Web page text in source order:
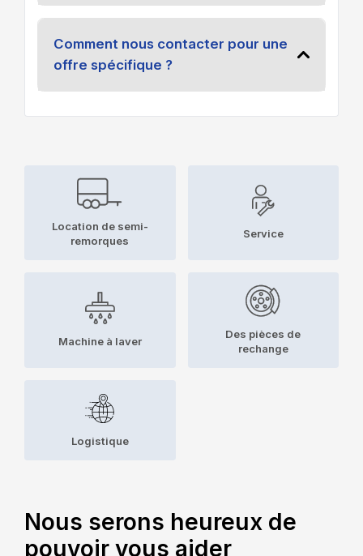
Comment nous contacter pour une
offre spécifique ?
Location de semi-
remorques
Service
Machine à laver
Des pièces de
rechange
Logistique
Nous serons heureux de
pouvoir vous aider